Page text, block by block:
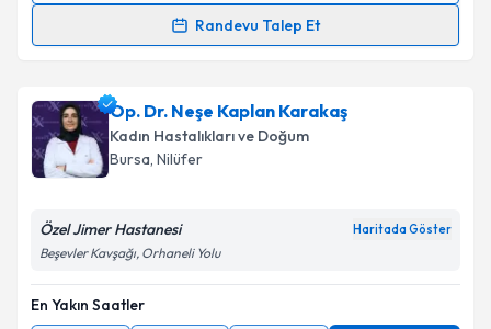
Randevu Talep Et
takvim hazırlandığında e-posta ile bilgilendireceğiz.
E-posta Adresiniz
Kişisel verilerimin işlenmesine ilişkin
Metni'ni okudum ve kişisel verilerimin belirtilen
kapsamda işlenmesini kabul ediyorum.
Op. Dr. Neşe Kaplan Karakaş
Kadın Hastalıkları ve Doğum
Bursa, Nilüfer
Özel Jimer Hastanesi Haritada Göster
Beşevler Kavşağı, Orhaneli Yolu
En Yakın Saatler